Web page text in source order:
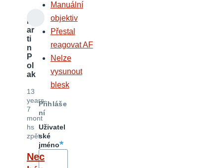
M
ar
ti
n
P
ol
ak
13
years
7
mont
hs
zpět
Nec
Manuální
objektiv
Přestal
reagovat AF
Nelze
vysunout
blesk
Přihláše
ní
Uživatel
ské
jméno